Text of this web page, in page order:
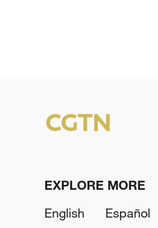
EXPLORE MORE
English
Español